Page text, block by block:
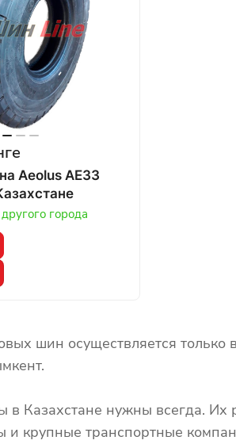
Aeolus AE33
R24 в Казахстане
города
шин осуществляется
в Казахстане нужны всегда.
и крупные транспортные